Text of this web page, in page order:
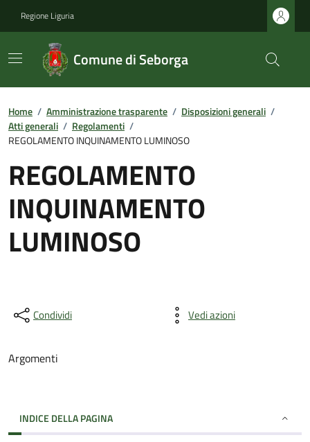
Regione Liguria
Comune di Seborga
Home / Amministrazione trasparente / Disposizioni generali /
Atti generali / Regolamenti /
REGOLAMENTO INQUINAMENTO LUMINOSO
REGOLAMENTO
INQUINAMENTO
LUMINOSO
Condividi Vedi azioni
Argomenti
INDICE DELLA PAGINA